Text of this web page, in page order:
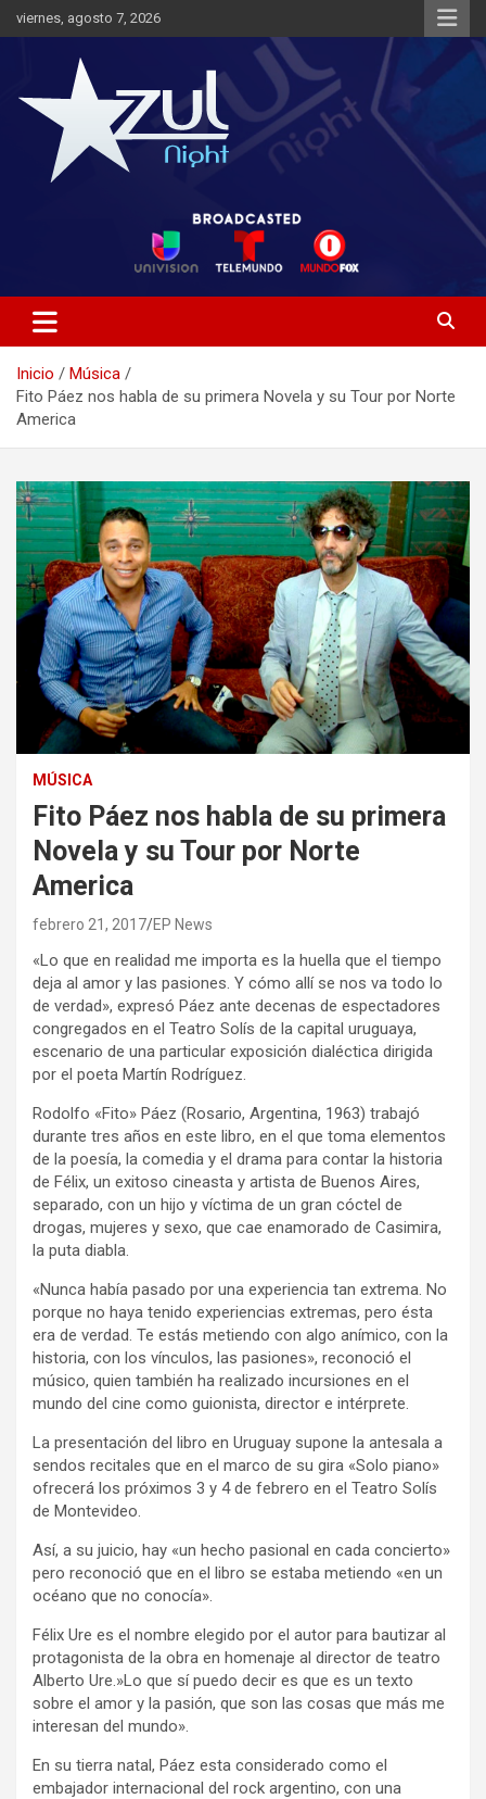
Saltar
al
viernes, agosto 7, 2026
Azul Night TV
Inicio
Música
Fito Páez nos habla de su primera Novela y su Tour por Norte
America
MÚSICA
Fito Páez nos habla de su primera
Novela y su Tour por Norte
America
febrero 21, 2017 EP News
«Lo que en realidad me importa es la huella que el tiempo
deja al amor y las pasiones. Y cómo allí se nos va todo lo
de verdad», expresó Páez ante decenas de espectadores
congregados en el Teatro Solís de la capital uruguaya,
escenario de una particular exposición dialéctica dirigida
por el poeta Martín Rodríguez.
Rodolfo «Fito» Páez (Rosario, Argentina, 1963) trabajó
durante tres años en este libro, en el que toma elementos
de la poesía, la comedia y el drama para contar la historia
de Félix, un exitoso cineasta y artista de Buenos Aires,
separado, con un hijo y víctima de un gran cóctel de
drogas, mujeres y sexo, que cae enamorado de Casimira,
la puta diabla.
«Nunca había pasado por una experiencia tan extrema. No
porque no haya tenido experiencias extremas, pero ésta
era de verdad. Te estás metiendo con algo anímico, con la
historia, con los vínculos, las pasiones», reconoció el
músico, quien también ha realizado incursiones en el
mundo del cine como guionista, director e intérprete.
La presentación del libro en Uruguay supone la antesala a
sendos recitales que en el marco de su gira «Solo piano»
ofrecerá los próximos 3 y 4 de febrero en el Teatro Solís
de Montevideo.
Así, a su juicio, hay «un hecho pasional en cada concierto»
pero reconoció que en el libro se estaba metiendo «en un
océano que no conocía».
Félix Ure es el nombre elegido por el autor para bautizar al
protagonista de la obra en homenaje al director de teatro
Alberto Ure.»Lo que sí puedo decir es que es un texto
sobre el amor y la pasión, que son las cosas que más me
interesan del mundo».
En su tierra natal, Páez esta considerado como el
embajador internacional del rock argentino, con una